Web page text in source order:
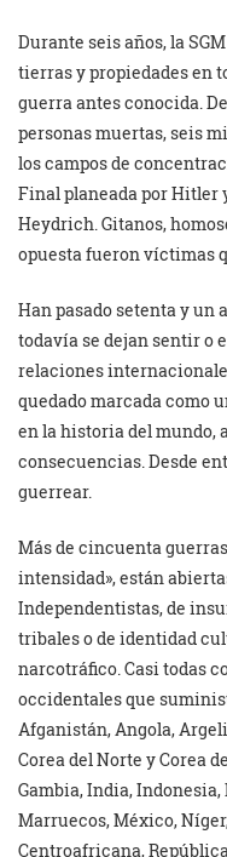
Durante seis años, la
tierras y propiedades en
guerra antes conocida.
personas muertas, seis
los campos de
Final planeada por Hitler
Heydrich. Gitanos,
opuesta fueron víctimas
Han pasado setenta y un
todavía se dejan sentir o
relaciones
quedado marcada como
en la historia del mundo,
consecuencias. Desde
guerrear.
Más de cincuenta
intensidad», están
Independentistas, de
tribales o de identidad
narcotráfico. Casi todas
occidentales que
Afganistán, Angola,
Corea del Norte y Corea
Gambia, India,
Marruecos, México,
Centroafricana,